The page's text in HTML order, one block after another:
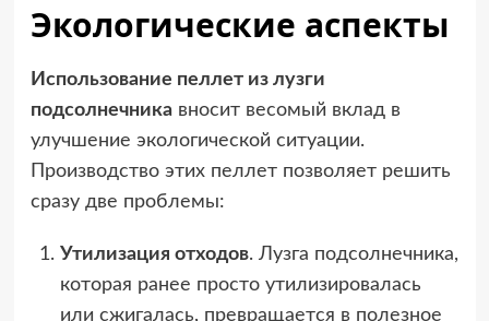
Экологические аспекты
Использование пеллет из лузги
подсолнечникавносит весомый вклад в
улучшение экологической ситуации.
Производство этих пеллет позволяет решить
сразу две проблемы:
Утилизация отходов. Лузга подсолнечника,
которая ранее просто утилизировалась
или сжигалась, превращается в полезное